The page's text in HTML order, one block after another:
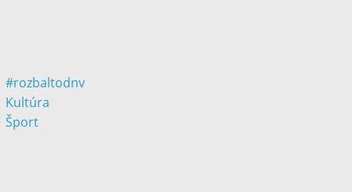
#rozbaltodnv
Kultúra
Šport